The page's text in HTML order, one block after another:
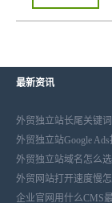
最新资讯
外贸独立站长尾关键
外贸独立站Google
外贸独立站域名怎么
外贸网站打开速度慢
企业官网用什么CMS